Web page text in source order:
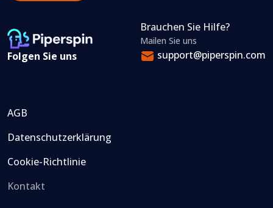
Folgen Sie uns
AGB
Datenschutzerklärung
Cookie-Richtlinie
Kontakt
Brauchen Sie Hilfe?
Mailen Sie uns
support@piperspin.com